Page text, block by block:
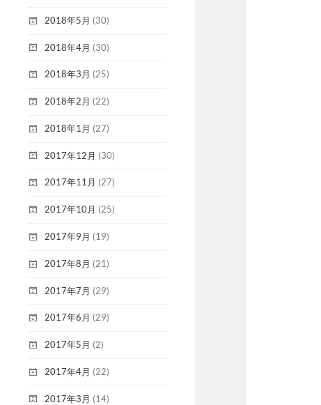
2018年5月 (30)
2018年4月 (30)
2018年3月 (25)
2018年2月 (22)
2018年1月 (27)
2017年12月 (30)
2017年11月 (27)
2017年10月 (25)
2017年9月 (19)
2017年8月 (21)
2017年7月 (29)
2017年6月 (29)
2017年5月 (2)
2017年4月 (22)
2017年3月 (14)